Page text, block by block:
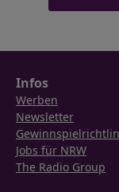
Infos
Werben
Newsletter
Jobs für NRW
The Radio Group